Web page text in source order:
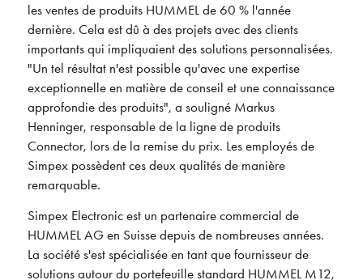
les ventes de produits HUMMEL de 60 % l'année
dernière. Cela est dû à des projets avec des clients
importants qui impliquaient des solutions personnalisées.
"Un tel résultat n'est possible qu'avec une expertise
exceptionnelle en matière de conseil et une connaissance
approfondie des produits", a souligné Markus
Henninger, responsable de la ligne de produits
Connector, lors de la remise du prix. Les employés de
Simpex possèdent ces deux qualités de manière
remarquable.
Simpex Electronic est un partenaire commercial de
HUMMEL AG en Suisse depuis de nombreuses années.
La société s'est spécialisée en tant que fournisseur de
solutions autour du portefeuille standard HUMMEL M12,